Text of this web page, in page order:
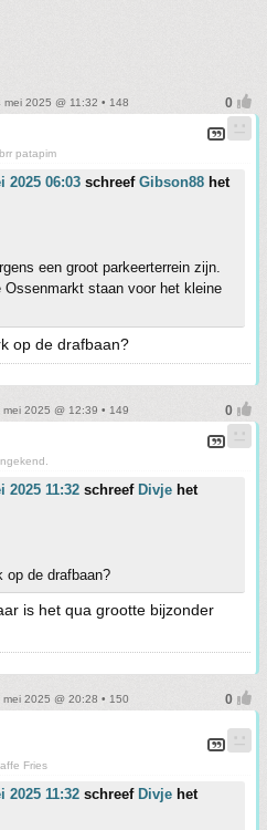
mei 2025 @ 11:32 • 148
patapim
2025 06:03 schreef Gibson88 het
een groot parkeerterrein zijn.
Ossenmarkt staan voor het kleine
op de drafbaan?
2025 @ 12:39 • 149
2025 11:32 schreef Divje het
op de drafbaan?
is het qua grootte bijzonder
2025 @ 20:28 • 150
Fries
2025 11:32 schreef Divje het